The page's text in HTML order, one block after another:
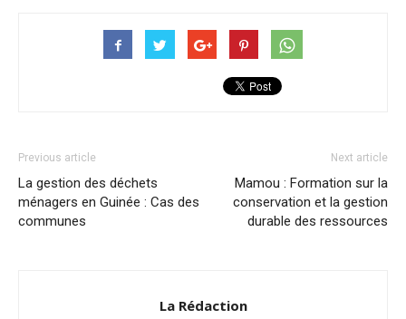
Previous article
La gestion des déchets
ménagers en Guinée : Cas des
communes
Next article
Mamou : Formation sur la
conservation et la gestion
durable des ressources
La Rédaction